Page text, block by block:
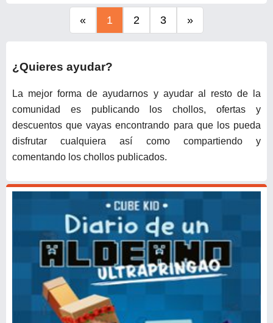
« 1 2 3 »
¿Quieres ayudar?
La mejor forma de ayudarnos y ayudar al resto de la
comunidad es publicando los chollos, ofertas y
descuentos que vayas encontrando para que los pueda
disfrutar cualquiera así como compartiendo y
comentando los chollos publicados.